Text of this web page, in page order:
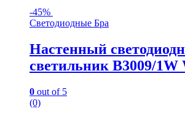
-45%
Светодиодные Бра
Настенный
светильник B3009/1W
0 out of 5
(0)